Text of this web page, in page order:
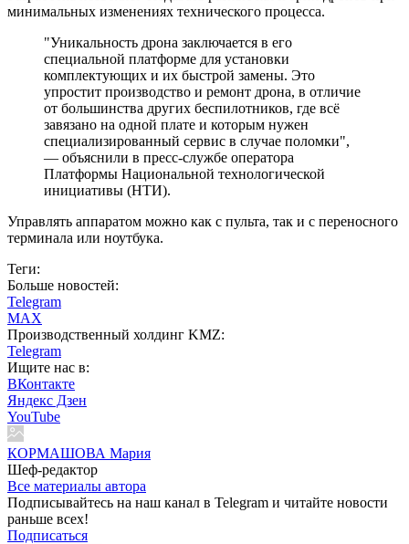
минимальных изменениях технического процесса.
"Уникальность дрона заключается в его
специальной платформе для установки
комплектующих и их быстрой замены. Это
упростит производство и ремонт дрона, в отличие
от большинства других беспилотников, где всё
завязано на одной плате и которым нужен
специализированный сервис в случае поломки",
— объяснили в пресс-службе оператора
Платформы Национальной технологической
инициативы (НТИ).
Управлять аппаратом можно как с пульта, так и с переносного
терминала или ноутбука.
Теги:
Больше новостей:
Telegram
MAX
Производственный холдинг KMZ:
Telegram
Ищите нас в:
ВКонтакте
Яндекс Дзен
YouTube
КОРМАШОВА Мария
Шеф-редактор
Все материалы автора
Подписывайтесь на наш канал в Telegram и читайте новости
раньше всех!
Подписаться